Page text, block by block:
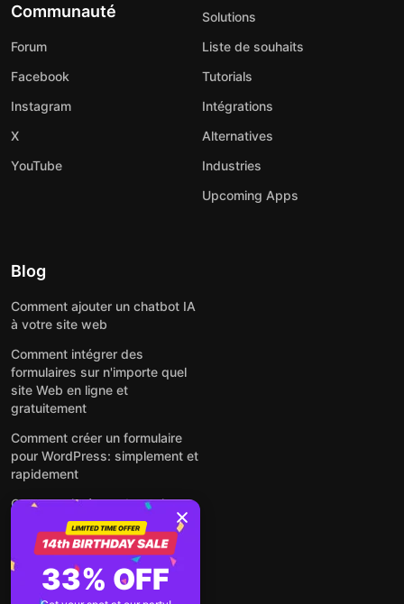
Communauté
Forum
Facebook
Instagram
X
YouTube
Solutions
Liste de souhaits
Tutorials
Intégrations
Alternatives
Industries
Upcoming Apps
Blog
Comment ajouter un chatbot IA
à votre site web
Comment intégrer des
formulaires sur n'importe quel
site Web en ligne et
gratuitement
Comment créer un formulaire
pour WordPress: simplement et
rapidement
Comment intégrer des avis
Google gratuitement sur un site
web
Comment intégrer une fenêtre
contextuelle sur n'importe quel
33% OFF